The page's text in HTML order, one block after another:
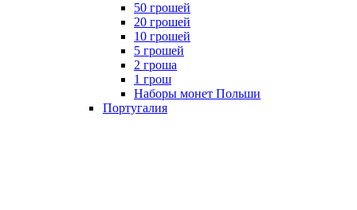
50 грошей
20 грошей
10 грошей
5 грошей
2 гроша
1 грош
Наборы монет Польши
Португалия